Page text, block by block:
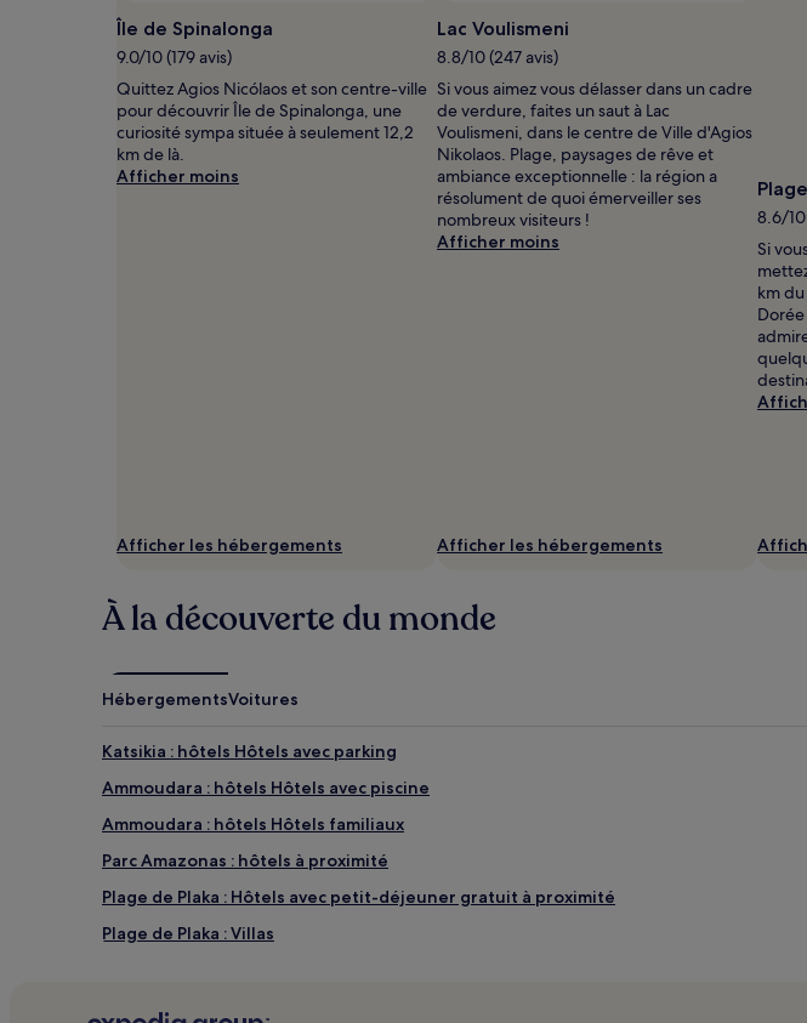
prix
disponibilité
sont
susceptibles
de
changer.
Des
libre
de
droits
prise
par
William
Cousins
Île de Spinalonga
9.0/10 (179 avis)
Quittez Agios Nicólaos et son centre-ville
pour découvrir Île de Spinalonga, une
curiosité sympa située à seulement 12,2
km de là.
Afficher moins
Afficher les hébergements
prise
Lee
Lac Voulismeni
8.8/10 (247 avis)
Si vous aimez vous délasser dans un cadre
de verdure, faites un saut à Lac
Voulismeni, dans le centre de Ville d'Agios
Nikolaos. Plage, paysages de rêve et
ambiance exceptionnelle : la région a
résolument de quoi émerveiller ses
nombreux visiteurs !
Afficher moins
Afficher les hébergements
8.6/
Si
km
À la découverte du monde
HébergementsVoitures
Katsikia : hôtels Hôtels avec parking
Ammoudara : hôtels Hôtels avec piscine
Ammoudara : hôtels Hôtels familiaux
Parc Amazonas : hôtels à proximité
Plage de Plaka : Hôtels avec petit-déjeuner gratuit à proximité
Plage de Plaka : Villas